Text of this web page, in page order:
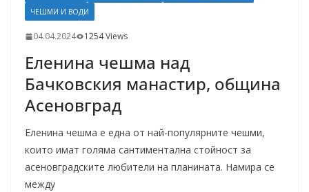
ЧЕШМИ И ВОДИ
04.04.2024 1254 Views
Еленина чешма над
Бачковския манастир, община
Асеновград
Еленина чешма е една от най-популярните чешми,
които имат голяма сантиментална стойност за
асеновградските любители на планината. Намира се
между